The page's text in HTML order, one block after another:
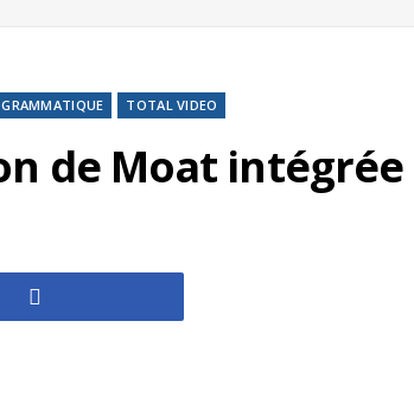
TOTAL VIDEO
de Moat